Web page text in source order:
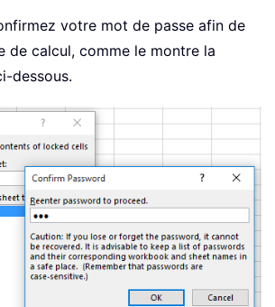
votre mot de passe afin de
de calcul, comme le montre la
dessous.